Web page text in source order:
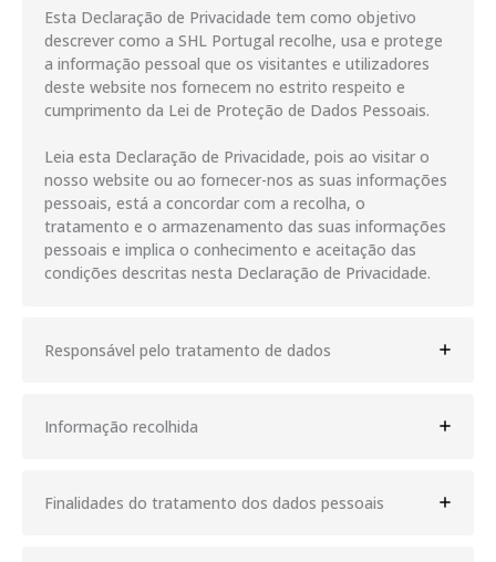
Esta Declaração de Privacidade tem como objetivo
descrever como a SHL Portugal recolhe, usa e protege
a informação pessoal que os visitantes e utilizadores
deste website nos fornecem no estrito respeito e
cumprimento da Lei de Proteção de Dados Pessoais.
Leia esta Declaração de Privacidade, pois ao visitar o
nosso website ou ao fornecer-nos as suas informações
pessoais, está a concordar com a recolha, o
tratamento e o armazenamento das suas informações
pessoais e implica o conhecimento e aceitação das
condições descritas nesta Declaração de Privacidade.
Responsável pelo tratamento de dados
Informação recolhida
Finalidades do tratamento dos dados pessoais